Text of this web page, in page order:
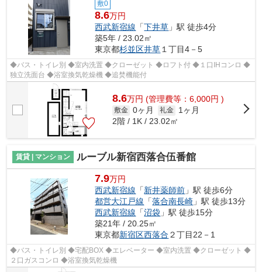
敷0
8.6万円
西武新宿線 「下井草 」駅 徒歩4分
築5年 / 23.02㎡
東京都杉並区井草 １丁目4－5
◆バス・トイレ別 ◆室内洗置 ◆クローゼット ◆ロフト付 ◆１口IHコンロ ◆
独立洗面台 ◆浴室換気乾燥機 ◆追焚機能付
8.6万円 (管理費等：6,000円 )
敷金 0ヶ月 礼金
1ヶ月
2階 / 1K / 23.02㎡
賃貸 | マンション ルーブル新宿西落合伍番館
7.9万円
西武新宿線 「新井薬師前 」駅 徒歩6分
都営大江戸線 「落合南長崎 」駅 徒歩13分
西武新宿線 「沼袋 」駅 徒歩15分
築21年 / 20.25㎡
東京都新宿区西落合 ２丁目22－1
◆バス・トイレ別 ◆宅配BOX ◆エレベーター ◆室内洗置 ◆クローゼット ◆
２口ガスコンロ ◆浴室換気乾燥機